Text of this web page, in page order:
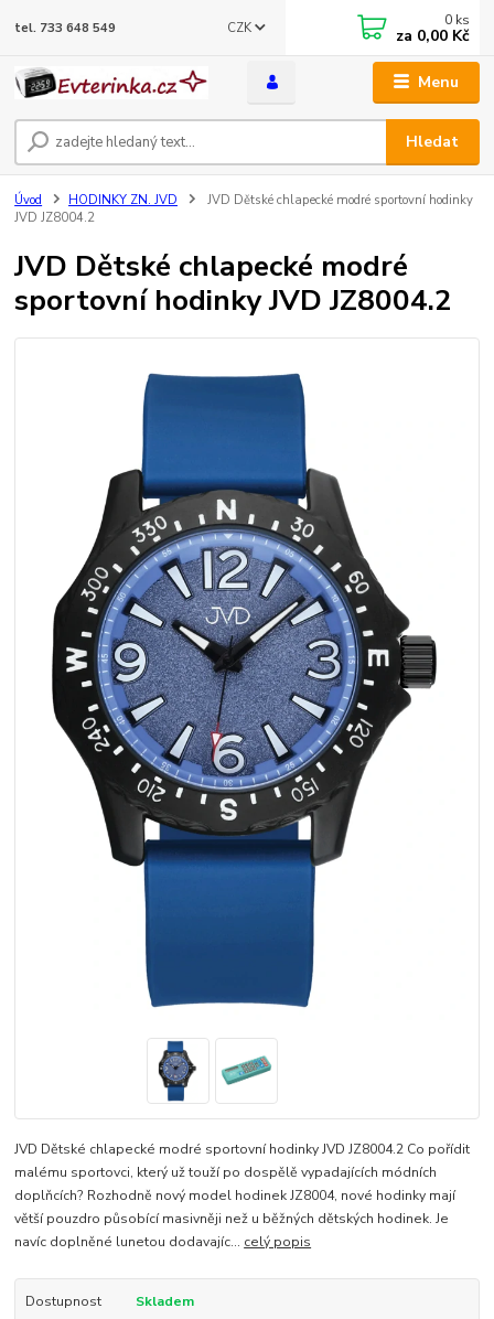
Menu
CZK
Hledat
tel. 733 648 549 0 ks
za 0,00 Kč
Úvod HODINKY ZN. JVD
JVD Dětské chlapecké modré sportovní hodinky
JVD JZ8004.2
JVD Dětské chlapecké modré
sportovní hodinky JVD JZ8004.2
JVD Dětské chlapecké modré sportovní hodinky JVD JZ8004.2 Co pořídit
malému sportovci, který už touží po dospělě vypadajících módních
doplňcích? Rozhodně nový model hodinek JZ8004, nové hodinky mají
větší pouzdro působící masivněji než u běžných dětských hodinek. Je
navíc doplněné lunetou dodavajíc... celý popis
Dostupnost Skladem